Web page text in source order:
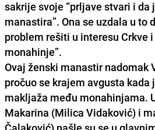
sakrije svoje “prljave stvari i da
manastira”. Ona se uzdala u to
problem rešiti u interesu Crkve
monahinje”.
Ovaj ženski manastir nadomak
pročuo se krajem avgusta kada
makljaža među monahinjama.
Makarina (Milica Vidaković) i